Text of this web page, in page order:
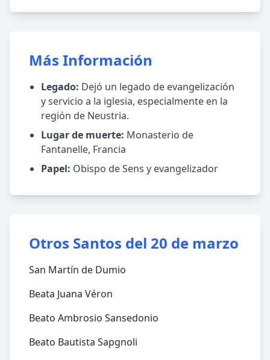
Más Información
Legado: Dejó un legado de evangelización
y servicio a la iglesia, especialmente en la
región de Neustria.
Lugar de muerte: Monasterio de
Fantanelle, Francia
Papel: Obispo de Sens y evangelizador
Otros Santos del 20 de marzo
San Martín de Dumio
Beata Juana Véron
Beato Ambrosio Sansedonio
Beato Bautista Sapgnoli